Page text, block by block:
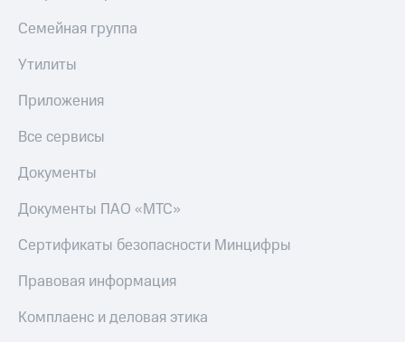
Семейная группа
Утилиты
Приложения
Все сервисы
Документы
Документы ПАО «МТС»
Сертификаты безопасности Минцифры
Правовая информация
Комплаенс и деловая этика